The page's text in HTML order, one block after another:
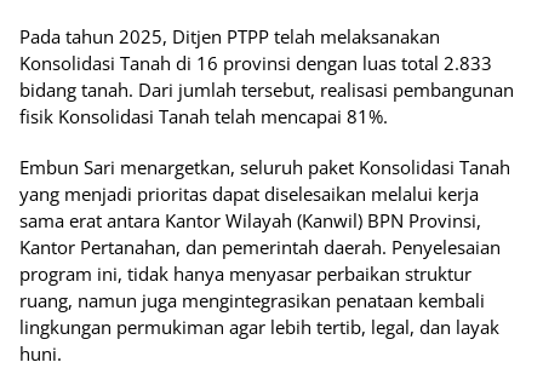
Pada tahun 2025, Ditjen PTPP telah melaksanakan
Konsolidasi Tanah di 16 provinsi dengan luas total 2.833
bidang tanah. Dari jumlah tersebut, realisasi pembangunan
fisik Konsolidasi Tanah telah mencapai 81%.
Embun Sari menargetkan, seluruh paket Konsolidasi Tanah
yang menjadi prioritas dapat diselesaikan melalui kerja
sama erat antara Kantor Wilayah (Kanwil) BPN Provinsi,
Kantor Pertanahan, dan pemerintah daerah. Penyelesaian
program ini, tidak hanya menyasar perbaikan struktur
ruang, namun juga mengintegrasikan penataan kembali
lingkungan permukiman agar lebih tertib, legal, dan layak
huni.